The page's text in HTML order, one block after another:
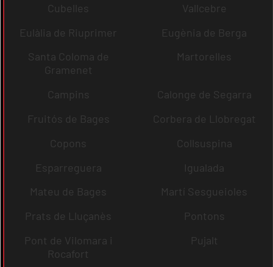
Cubelles
Vallcebre
Eulàlia de Riuprimer
Eugènia de Berga
Santa Coloma de
Gramenet
Martorelles
Campins
Calonge de Segarra
Fruitós de Bages
Corbera de Llobregat
Copons
Collsuspina
Esparreguera
Igualada
Mateu de Bages
Martí Sesgueioles
Prats de Lluçanès
Pontons
Pont de Vilomara i
Rocafort
Pujalt